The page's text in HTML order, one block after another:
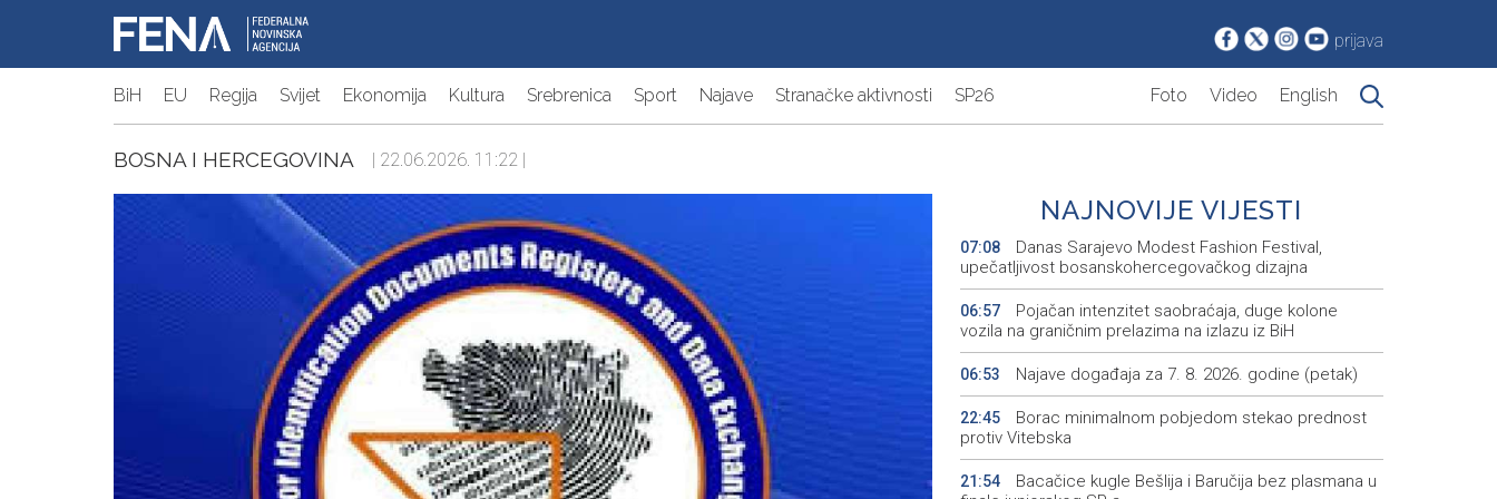
prijava
BiH EU Regija Svijet Ekonomija Kultura Srebrenica Sport Najave Stranačke aktivnosti SP26 Foto Video English
BOSNA I HERCEGOVINA | 22.06.2026. 11:22 |
NAJNOVIJE VIJESTI
07:08
Danas Sarajevo Modest Fashion Festival,
upečatljivost bosanskohercegovačkog dizajna
06:57
Pojačan intenzitet saobraćaja, duge kolone
vozila na graničnim prelazima na izlazu iz BiH
06:53 Najave događaja za 7. 8. 2026. godine (petak)
22:45
Borac minimalnom pobjedom stekao prednost
protiv Vitebska
21:54
Bacačice kugle Bešlija i Baručija bez plasmana u